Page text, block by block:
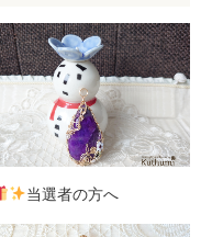
当選者の方へ